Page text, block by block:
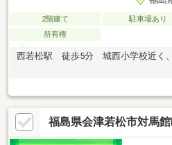
2階建て 駐車場あり
所有権
西若松駅 徒歩5分 城西小学校近く
福島県会津若松市対馬